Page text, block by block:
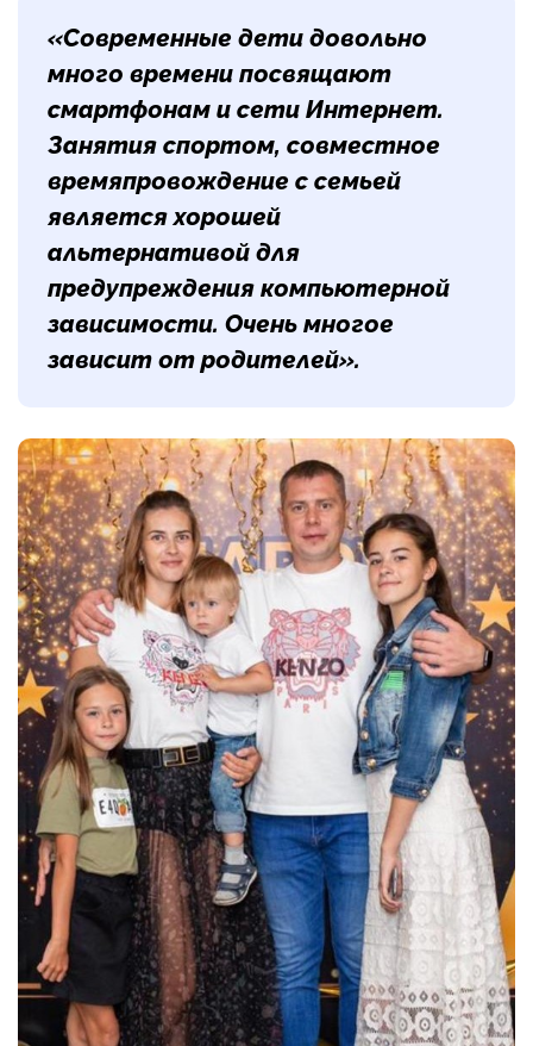
«Современные дети довольно
много времени посвящают
смартфонам и сети Интернет.
Занятия спортом, совместное
времяпровождение с семьей
является хорошей
альтернативой для
предупреждения компьютерной
зависимости. Очень многое
зависит от родителей».